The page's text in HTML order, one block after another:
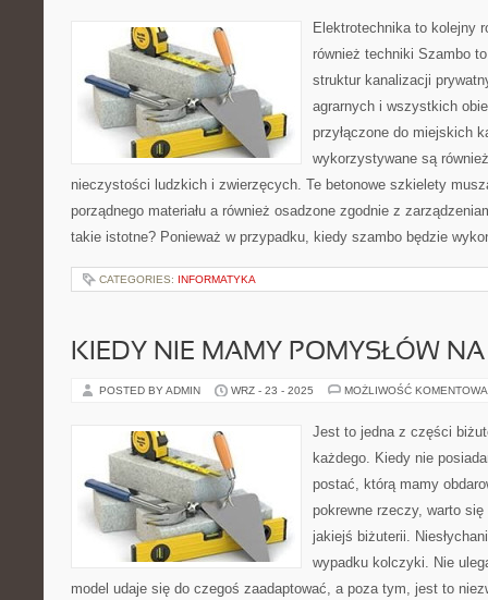
Elektrotechnika to kolejny
również techniki Szambo
struktur kanalizacji
agrarnych i wszystkich
przyłączone do miejskich
wykorzystywane są
nieczystości ludzkich i zwierzęcych. Te betonowe szkielety
porządnego materiału a również osadzone zgodnie z
takie istotne? Ponieważ w przypadku, kiedy szambo będzie
CATEGORIES: INFORMATYKA
KIEDY NIE MAMY POMYSŁÓW NA
POSTED BY ADMIN WRZ - 23 - 2025 MOŻLIWOŚĆ
Jest to jedna z części
każdego. Kiedy nie
postać, którą mamy
pokrewne rzeczy, warto
jakiejś biżuterii.
wypadku kolczyki. Nie
model udaje się do czegoś zaadaptować, a poza tym, jest to